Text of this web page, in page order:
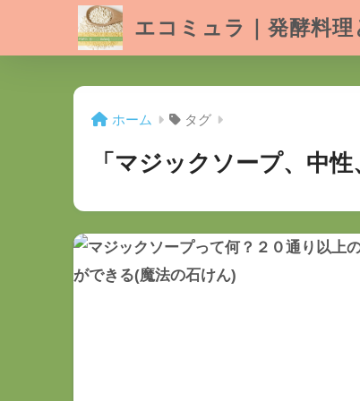
エコミュラ｜発酵料
ホーム タグ
「マジックソープ、中